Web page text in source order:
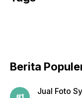
e
o
k
Berita
Jual Foto